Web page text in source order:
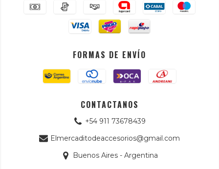
FORMAS DE ENVÍO
CONTACTANOS
+54 911 73678439
Elmercaditodeaccesorios@gmail.com
Buenos Aires - Argentina